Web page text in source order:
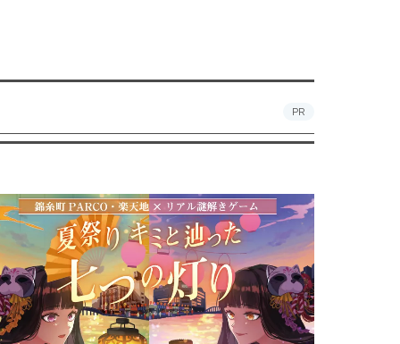
PR